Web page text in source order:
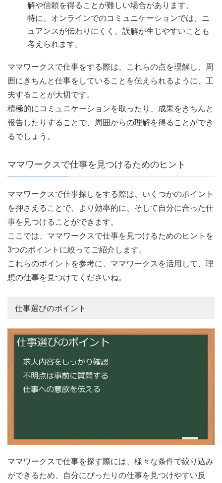
解や信頼を得ることが難しい場合があります。
特に、オンラインでのコミュニケーションでは、ニ
ュアンスが伝わりにくく、誤解が生じやすいことも
考えられます。
ママワークスで仕事をする際は、これらの点を理解し、周
囲にきちんと仕事をしていることを伝えられるように、工
夫することが大切です。
積極的にコミュニケーションを取ったり、成果をきちんと
報告したりすることで、周囲からの理解を得ることができ
るでしょう。
ママワークスで仕事を見つけるためのヒント
ママワークスで仕事探しをする際は、いくつかのポイント
を押さえることで、より効率的に、そして自分に合った仕
事を見つけることができます。
ここでは、ママワークスで仕事を見つけるためのヒントを
3つのポイントに絞ってご紹介します。
これらのポイントを参考に、ママワークスを活用して、理
想の仕事を見つけてくださいね。
仕事選びのポイント
ママワークスで仕事を探す際には、様々な条件で絞り込み
ができるため、自分にぴったりの仕事を見つけやすい反